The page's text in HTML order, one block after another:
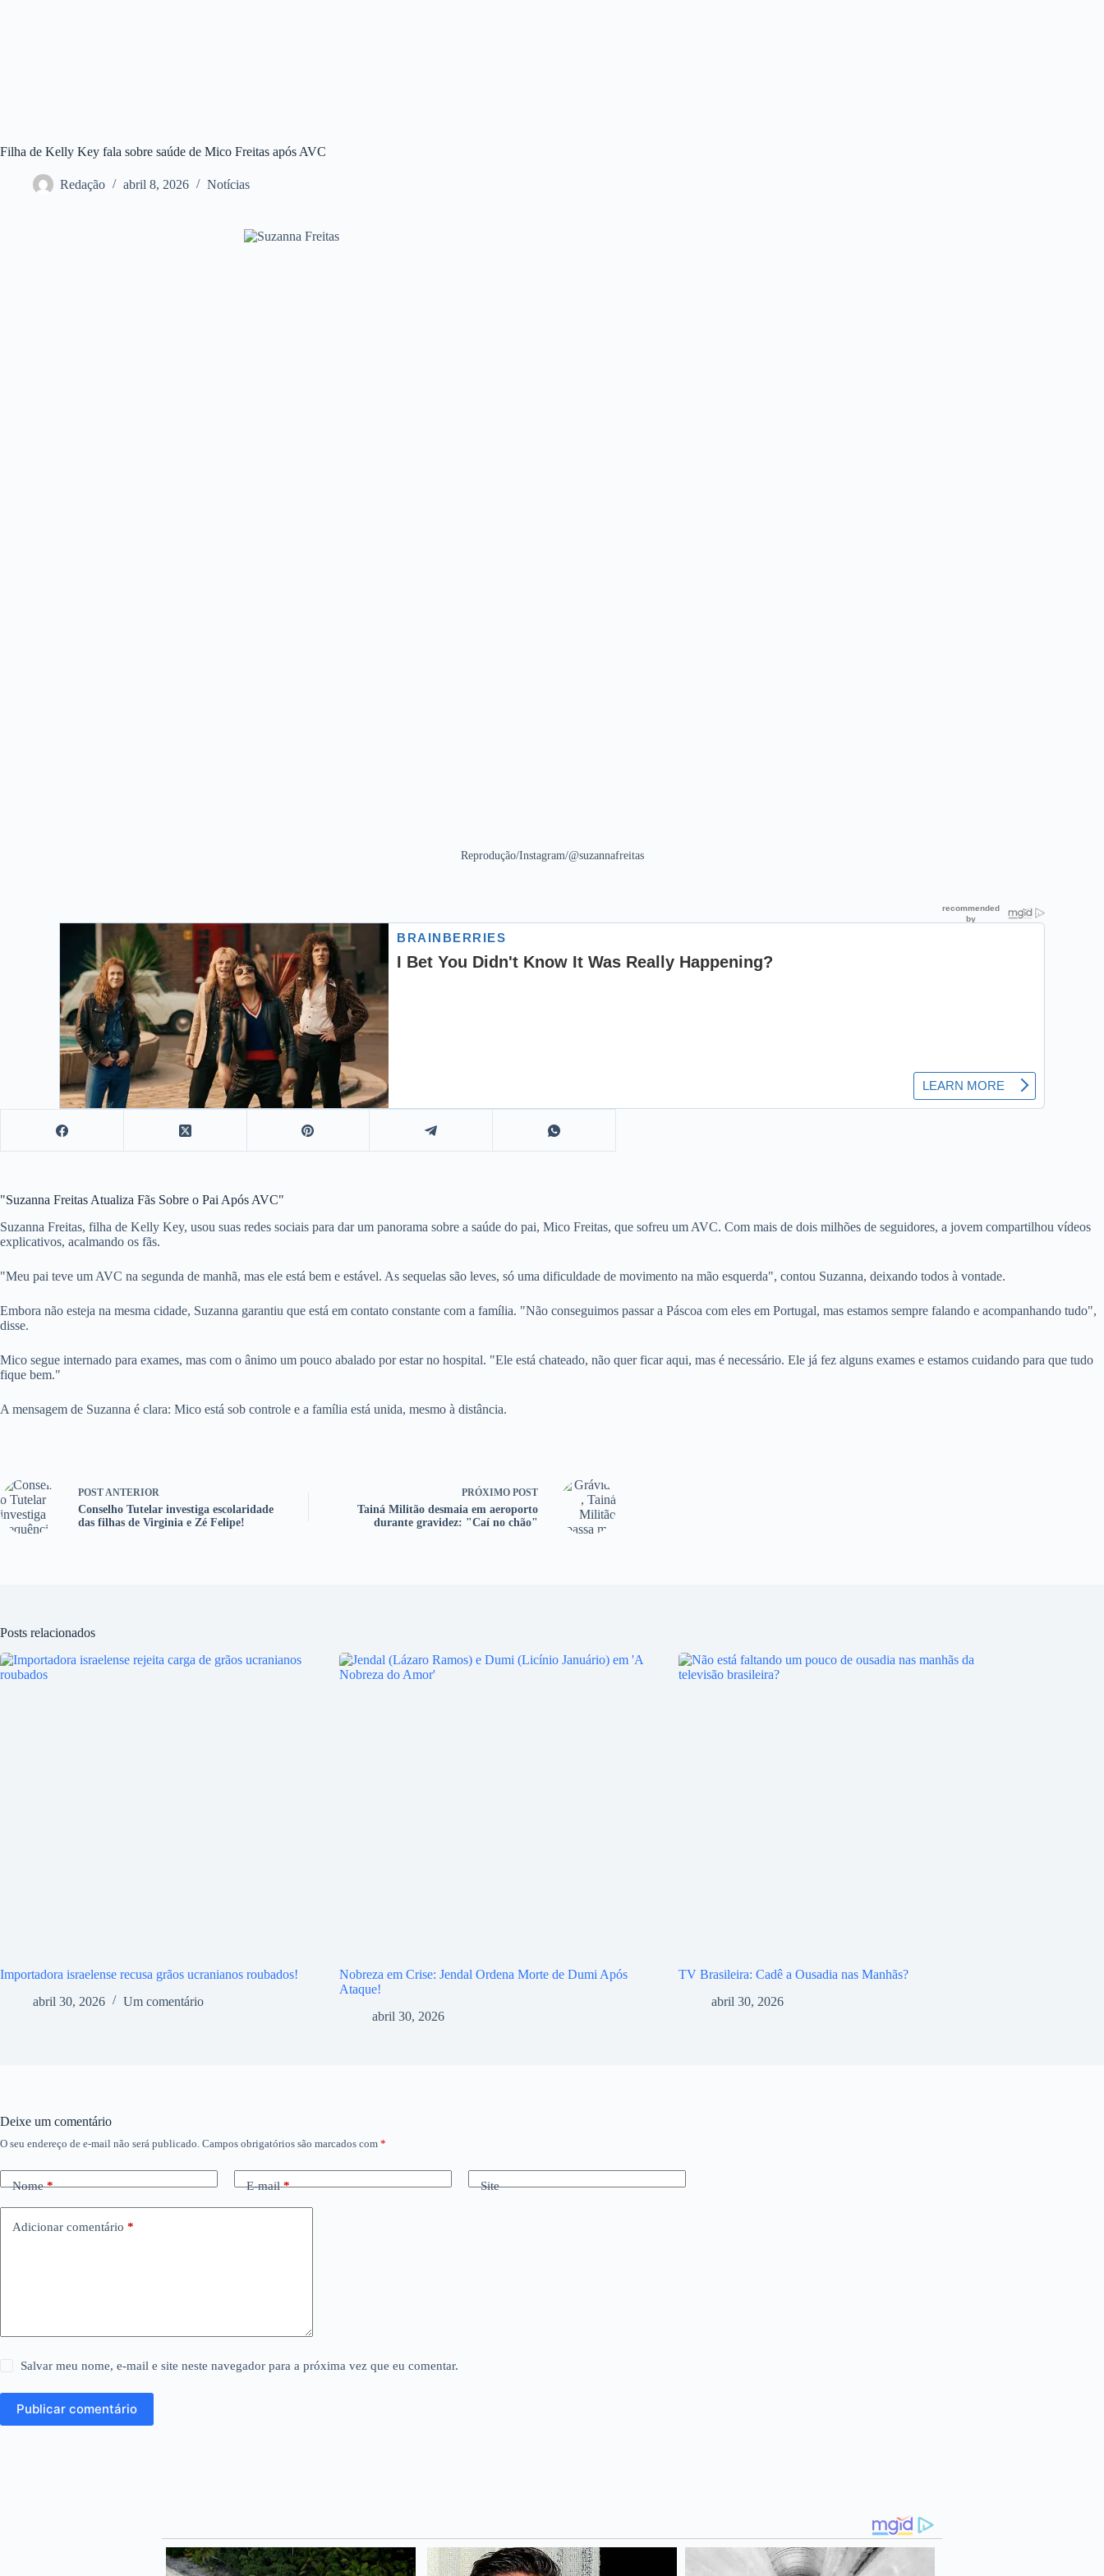
Filha de Kelly Key fala sobre saúde de Mico Freitas após AVC
Redação abril 8, 2026 Notícias
Reprodução/Instagram/@suzannafreitas
"Suzanna Freitas Atualiza Fãs Sobre o Pai Após AVC"
Suzanna Freitas, filha de Kelly Key, usou suas redes sociais para dar um panorama sobre a saúde do pai, Mico Freitas, que sofreu um AVC. Com mais de dois milhões de seguidores, a jovem compartilhou vídeos
explicativos, acalmando os fãs.
"Meu pai teve um AVC na segunda de manhã, mas ele está bem e estável. As sequelas são leves, só uma dificuldade de movimento na mão esquerda", contou Suzanna, deixando todos à vontade.
Embora não esteja na mesma cidade, Suzanna garantiu que está em contato constante com a família. "Não conseguimos passar a Páscoa com eles em Portugal, mas estamos sempre falando e acompanhando tudo",
disse.
Mico segue internado para exames, mas com o ânimo um pouco abalado por estar no hospital. "Ele está chateado, não quer ficar aqui, mas é necessário. Ele já fez alguns exames e estamos cuidando para que tudo
fique bem."
A mensagem de Suzanna é clara: Mico está sob controle e a família está unida, mesmo à distância.
POST ANTERIOR
Conselho Tutelar investiga escolaridade
das filhas de Virginia e Zé Felipe!
PRÓXIMO POST
Tainá Militão desmaia em aeroporto
durante gravidez: "Caí no chão"
Posts relacionados
Importadora israelense recusa grãos ucranianos roubados!
abril 30, 2026
Um comentário
Nobreza em Crise: Jendal Ordena Morte de Dumi Após
Ataque!
abril 30, 2026
TV Brasileira: Cadê a Ousadia nas Manhãs?
abril 30, 2026
Deixe um comentário
O seu endereço de e-mail não será publicado. Campos obrigatórios são marcados com *
Nome* E-mail* Site
Adicionar comentário *
Salvar meu nome, e-mail e site neste navegador para a próxima vez que eu comentar.
Publicar comentário